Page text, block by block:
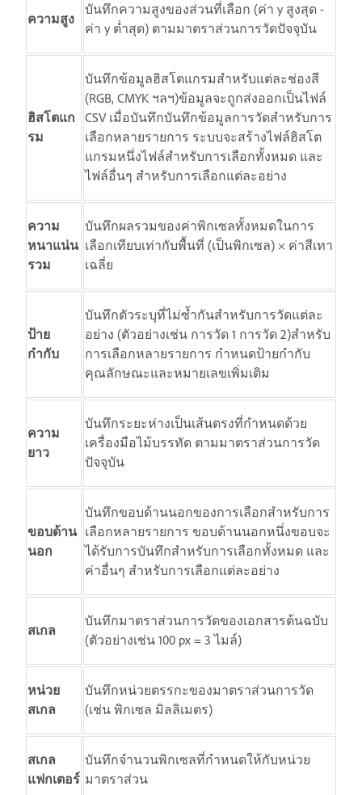
ความสูง
บันทึกความสูงของส่วนที่เลือก (ค่า y สูงสุด -
ค่า y ต่ำสุด) ตามมาตราส่วนการวัดปัจจุบัน
ฮิสโตแก
รม
บันทึกข้อมูลฮิสโตแกรมสำหรับแต่ละช่องสี
(RGB, CMYK ฯลฯ)ข้อมูลจะถูกส่งออกเป็นไฟล์
CSV เมื่อบันทึกบันทึกข้อมูลการวัดสำหรับการ
เลือกหลายรายการ ระบบจะสร้างไฟล์ฮิสโต
แกรมหนึ่งไฟล์สำหรับการเลือกทั้งหมด และ
ไฟล์อื่นๆ สำหรับการเลือกแต่ละอย่าง
ความ
หนาแน่น
รวม
บันทึกผลรวมของค่าพิกเซลทั้งหมดในการ
เลือกเทียบเท่ากับพื้นที่ (เป็นพิกเซล) × ค่าสีเทา
เฉลี่ย
ป้าย
กำกับ
บันทึกตัวระบุที่ไม่ซ้ำกันสำหรับการวัดแต่ละ
อย่าง (ตัวอย่างเช่น การวัด 1 การวัด 2)สำหรับ
การเลือกหลายรายการ กำหนดป้ายกำกับ
คุณลักษณะและหมายเลขเพิ่มเติม
ความ
ยาว
บันทึกระยะห่างเป็นเส้นตรงที่กำหนดด้วย
เครื่องมือไม้บรรทัด ตามมาตราส่วนการวัด
ปัจจุบัน
ขอบด้าน
นอก
บันทึกขอบด้านนอกของการเลือกสำหรับการ
เลือกหลายรายการ ขอบด้านนอกหนึ่งขอบจะ
ได้รับการบันทึกสำหรับการเลือกทั้งหมด และ
ค่าอื่นๆ สำหรับการเลือกแต่ละอย่าง
สเกล
บันทึกมาตราส่วนการวัดของเอกสารต้นฉบับ
(ตัวอย่างเช่น 100 px = 3 ไมล์)
หน่วย
สเกล
บันทึกหน่วยตรรกะของมาตราส่วนการวัด
(เช่น พิกเซล มิลลิเมตร)
สเกล
แฟกเตอร์
บันทึกจำนวนพิกเซลที่กำหนดให้กับหน่วย
มาตราส่วน